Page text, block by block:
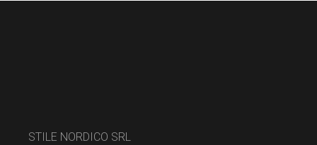
STILE NORDICO SRL